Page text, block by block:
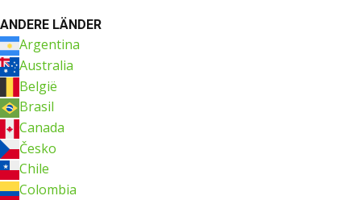
ANDERE LÄNDER
Argentina
Australia
België
Brasil
Canada
Česko
Chile
Colombia